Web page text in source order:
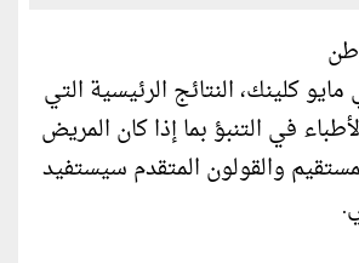
كلينك، النتائج الرئيسية التي
في التنبؤ بما إذا كان المريض
والقولون المتقدم سيستفيد